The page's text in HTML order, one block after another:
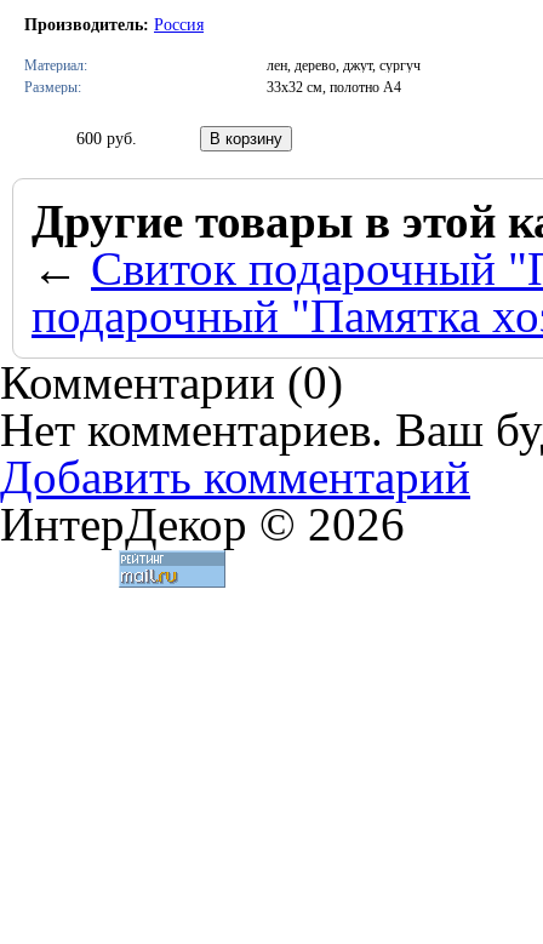
Производитель: Россия
Материал:
лен, дерево, джут, сургуч
Размеры:
33х32 см, полотно А4
600 руб.
Другие товары в этой
← Свиток подарочный
подарочный "Памятка
Комментарии (0)
Нет комментариев. Ваш
Добавить комментарий
ИнтерДекор © 2026